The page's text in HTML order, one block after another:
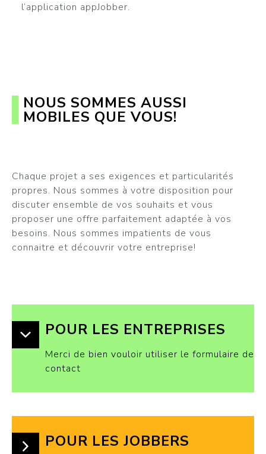
l’application appJobber.
NOUS SOMMES AUSSI
MOBILES QUE VOUS!
Chaque projet a ses exigences et particularités
propres. Nous sommes à votre disposition pour
discuter ensemble de vos souhaits et vous
proposer une offre parfaitement adaptée à vos
besoins. Nous sommes impatients de vous
connaitre et découvrir votre entreprise!
POUR LES ENTREPRISES
Merci de bien vouloir utiliser le formulaire de
contact
POUR LES JOBBERS